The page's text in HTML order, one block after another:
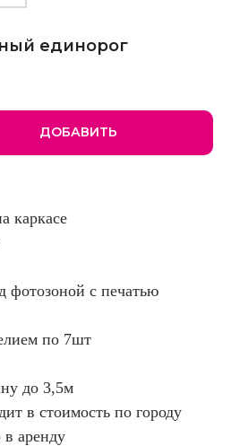
единорог
ДОБАВИТЬ
каркасе
фотозоной с печатью
по 7шт
до 3,5м
в стоимость по городу
в аренду